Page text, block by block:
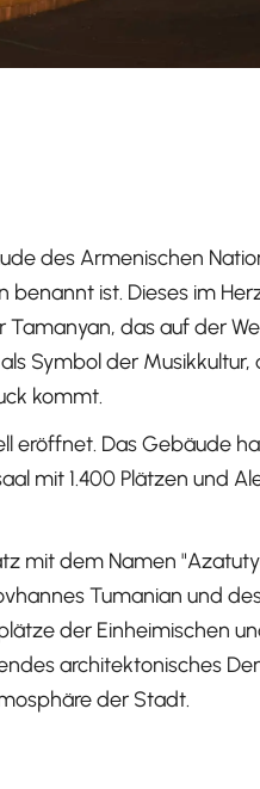
des Armenischen
ist. Dieses im
das auf der
Symbol der Musikkultur,
kommt.
eröffnet. Das Gebäude
mit 1.400 Plätzen und
mit dem Namen
Tumanian und
der Einheimischen
architektonisches
der Stadt.